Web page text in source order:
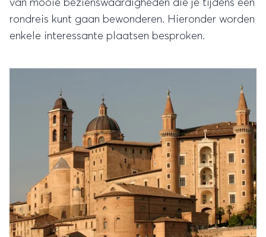
van mooie bezienswaardigheden die je tijdens een
rondreis kunt gaan bewonderen. Hieronder worden
enkele interessante plaatsen besproken.